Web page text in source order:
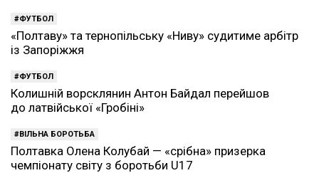
ФУТБОЛ
«Полтаву» та тернопільську «Ниву» судитиме арбітр
із Запоріжжя
ФУТБОЛ
Колишній ворсклянин Антон Байдал перейшов
до латвійської «Гробіні»
ВІЛЬНА БОРОТЬБА
Полтавка Олена Колубай — «срібна» призерка
чемпіонату світу з боротьби U17